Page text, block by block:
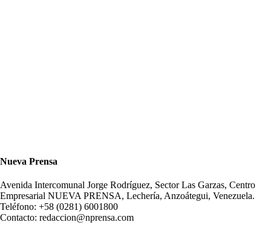
Nueva Prensa
Avenida Intercomunal Jorge Rodríguez, Sector Las Garzas, Centro
Empresarial NUEVA PRENSA, Lechería, Anzoátegui, Venezuela.
Teléfono: +58 (0281) 6001800
Contacto: redaccion@nprensa.com